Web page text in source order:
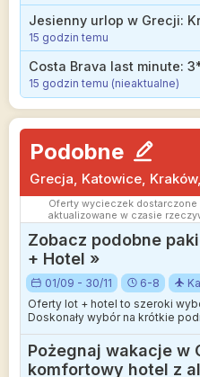
15 godzin temu
15 godzin temu (nieaktualne)
Podobne
Grecja, Katowice,
Oferty wycieczek
aktualizowane w czasie
dostępność ofert mogą się
Dokładamy wszelkich starań aby
Zobacz podobne
+ Hotel »
01/09 - 30/11 6-8
Oferty lot + hotel to szeroki
Doskonały wybór na krótkie
Pożegnaj wakacje w
komfortowy hotel z